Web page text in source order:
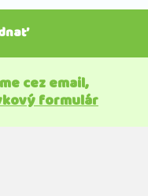
cez email,
formulár